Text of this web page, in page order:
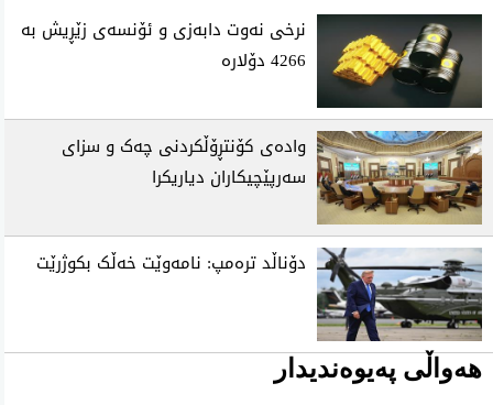
نرخی نەوت دابەزی و ئۆنسەی زێڕیش بە
4266 دۆلارە
وادەی کۆنتڕۆڵکردنی چەک و سزای
سەرپێچیکاران دیاریکرا
دۆناڵد ترەمپ: نامەوێت خەڵک بکوژرێت
هەواڵی پەیوەندیدار